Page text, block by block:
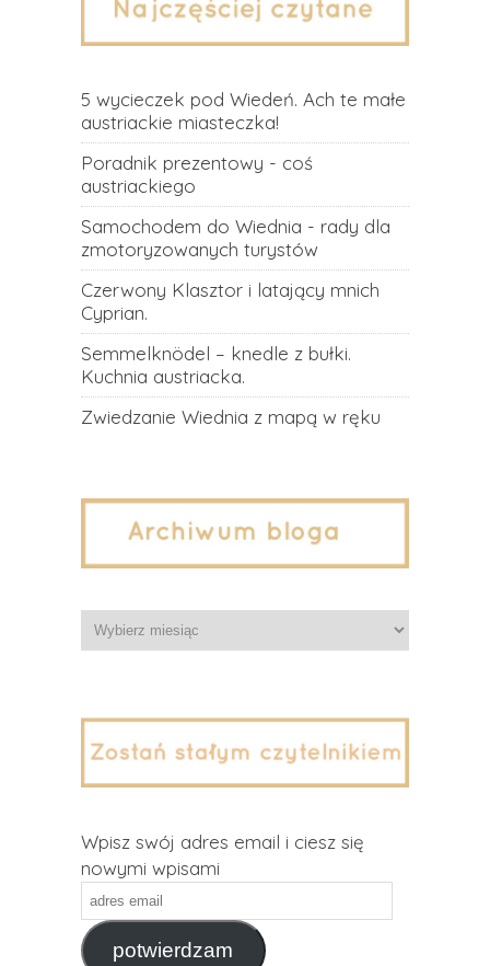
5 wycieczek pod Wiedeń. Ach te małe
austriackie miasteczka!
Poradnik prezentowy - coś
austriackiego
Samochodem do Wiednia - rady dla
zmotoryzowanych turystów
Czerwony Klasztor i latający mnich
Cyprian.
Semmelknödel – knedle z bułki.
Kuchnia austriacka.
Zwiedzanie Wiednia z mapą w ręku
Archiwa
Wpisz swój adres email i ciesz się
nowymi wpisami
adres
email
potwierdzam